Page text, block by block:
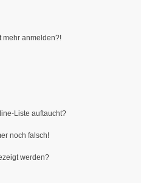
mehr anmelden?!
Liste auftaucht?
noch falsch!
werden?